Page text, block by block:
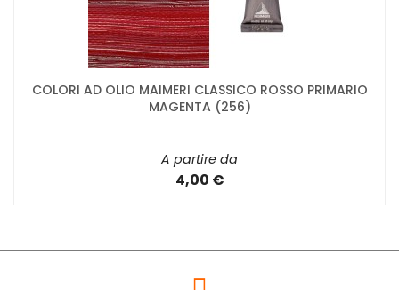
COLORI AD OLIO MAIMERI CLASSICO ROSSO PRIMARIO
MAGENTA (256)
A partire da
4,00 €